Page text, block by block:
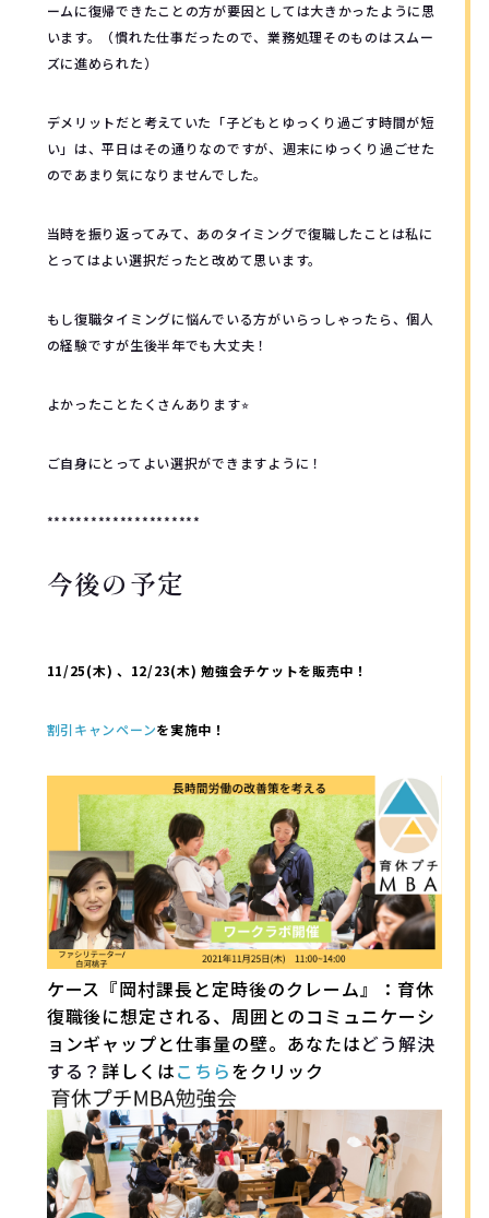
ームに復帰できたことの方が要因としては大きかったように思
います。（慣れた仕事だったので、業務処理そのものはスムー
ズに進められた）
デメリットだと考えていた「子どもとゆっくり過ごす時間が短
い」は、平日はその通りなのですが、週末にゆっくり過ごせた
のであまり気になりませんでした。
当時を振り返ってみて、あのタイミングで復職したことは私に
とってはよい選択だったと改めて思います。
もし復職タイミングに悩んでいる方がいらっしゃったら、個人
の経験ですが生後半年でも大丈夫！
よかったことたくさんあります⭐︎
ご自身にとってよい選択ができますように！
*********************
今後の予定
11/25(木) 、12/23(木) 勉強会チケットを販売中！
割引キャンペーンを実施中！
ケース『岡村課長と定時後のクレーム』：育休
復職後に想定される、周囲とのコミュニケーシ
ョンギャップと仕事量の壁。あなたはどう解決
する？詳しくはこちらをクリック